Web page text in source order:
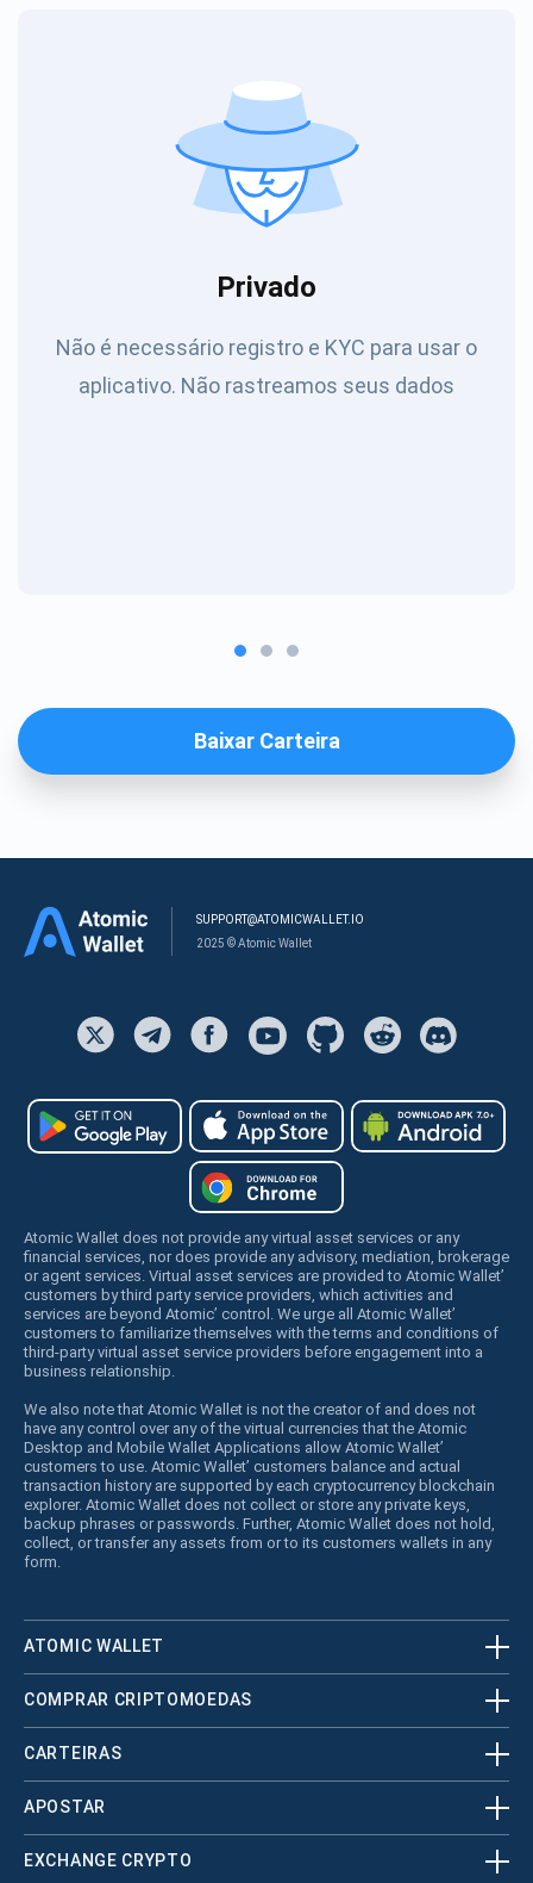
Privado
Não é necessário registro e KYC para usar o
aplicativo. Não rastreamos seus dados
Baixar Carteira
SUPPORT@ATOMICWALLET.IO
2025 © Atomic Wallet
Atomic Wallet does not provide any virtual asset services or any
financial services, nor does provide any advisory, mediation, brokerage
or agent services. Virtual asset services are provided to Atomic Wallet’
customers by third party service providers, which activities and
services are beyond Atomic’ control. We urge all Atomic Wallet’
customers to familiarize themselves with the terms and conditions of
third-party virtual asset service providers before engagement into a
business relationship.
We also note that Atomic Wallet is not the creator of and does not
have any control over any of the virtual currencies that the Atomic
Desktop and Mobile Wallet Applications allow Atomic Wallet’
customers to use. Atomic Wallet’ customers balance and actual
transaction history are supported by each cryptocurrency blockchain
explorer. Atomic Wallet does not collect or store any private keys,
backup phrases or passwords. Further, Atomic Wallet does not hold,
collect, or transfer any assets from or to its customers wallets in any
form.
ATOMIC WALLET
COMPRAR CRIPTOMOEDAS
CARTEIRAS
APOSTAR
EXCHANGE CRYPTO